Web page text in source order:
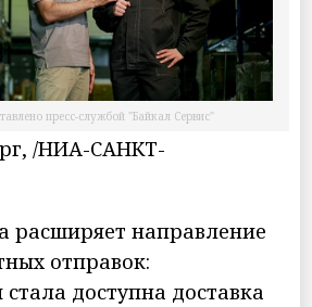
пресс-службой "Байкал Сервис"
/НИА-САНКТ-
расширяет направление
отправок:
доступна доставка